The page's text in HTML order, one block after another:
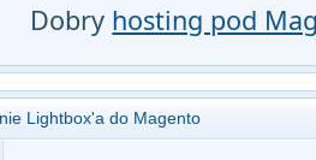
Dobry hosting pod
Lightbox'a do Magento